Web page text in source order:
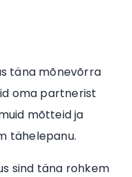
täna mõnevõrra
oma partnerist
mõtteid ja
tähelepanu.
sind täna rohkem